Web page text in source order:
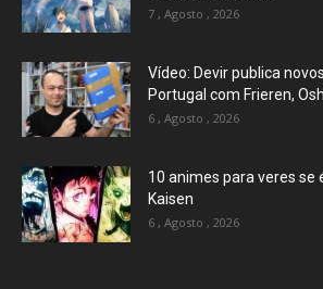
7 , Agosto , 2026
Vídeo: Devir publica
Portugal com Frieren, Oshi
6 , Agosto , 2026
10 animes para veres se
Kaisen
6 , Agosto , 2026